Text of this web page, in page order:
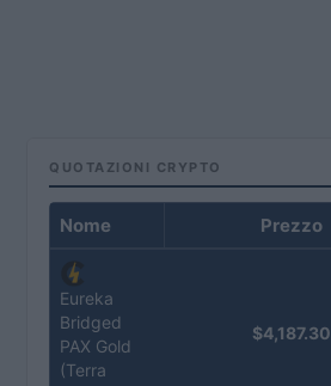
QUOTAZIONI CRYPTO
Nome Prezzo
Eureka
Bridged
PAX Gold
(Terra
$4,187.30